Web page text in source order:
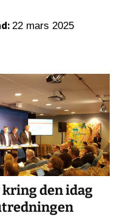
22 mars 2025
den idag